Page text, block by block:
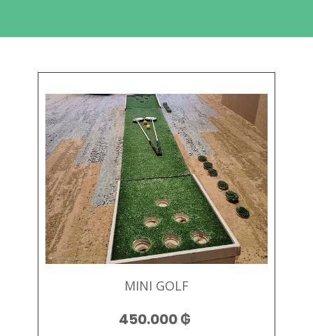
MINI GOLF
450.000₲